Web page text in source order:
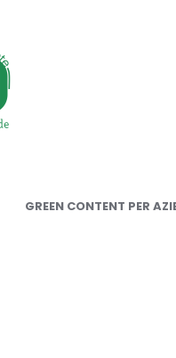
GREEN CONTENT PER